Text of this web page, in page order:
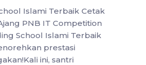
Islami Terbaik Cetak
PNB IT Competition
School Islami Terbaik
prestasi
ini, santri